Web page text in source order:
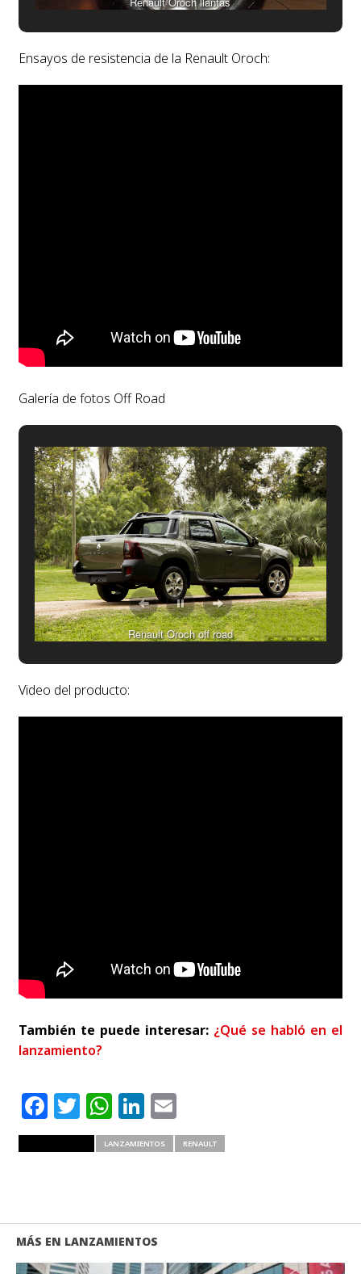
Ensayos de resistencia de la Renault Oroch:
Galería de fotos Off Road
Renault Oroch off road
Video del producto:
También te puede interesar: ¿Qué se habló en el
lanzamiento?
Facebook
Twitter
WhatsApp
LinkedIn
Email
LANZAMIENTOS RENAULT
MÁS EN LANZAMIENTOS